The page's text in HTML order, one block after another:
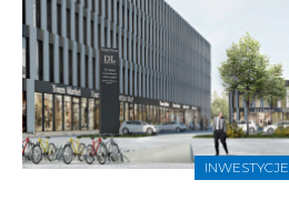
INWESTYCJE